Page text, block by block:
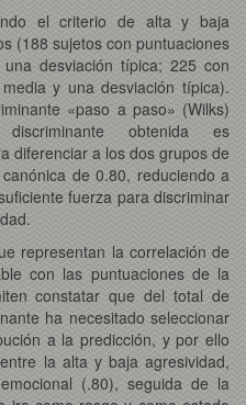
el criterio de alta y baja
(188 sujetos con puntuaciones
desviación típica; 225 con
y una desviación típica).
«paso a paso» (Wilks)
obtenida es
diferenciar a los dos grupos de
de 0.80, reduciendo a
fuerza para discriminar
representan la correlación de
con las puntuaciones de la
constatar que del total de
ha necesitado seleccionar
a la predicción, y por ello
la alta y baja agresividad,
(.80), seguida de la